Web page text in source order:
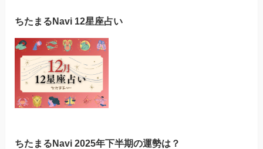
ちたまるNavi 12星座占い
ちたまるNavi 2025年下半期の運勢は？